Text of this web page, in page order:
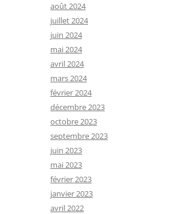
août 2024
juillet 2024
juin 2024
mai 2024
avril 2024
mars 2024
février 2024
décembre 2023
octobre 2023
septembre 2023
juin 2023
mai 2023
février 2023
janvier 2023
avril 2022